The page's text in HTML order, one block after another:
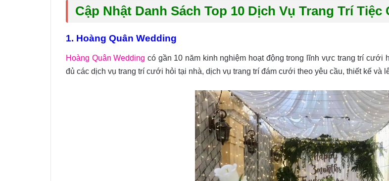
Cập Nhật Danh Sách Top 10 Dịch Vụ Trang Trí
1. Hoàng Quân Wedding
Hoàng Quân Wedding có gần 10 năm kinh nghiệm hoạt động trong lĩnh vực trang trí cưới
đủ các dịch vụ trang trí cưới hỏi tại nhà, dịch vụ trang trí đám cưới theo yêu cầu, thiết kế